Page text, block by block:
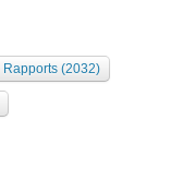
Rapports (2032)